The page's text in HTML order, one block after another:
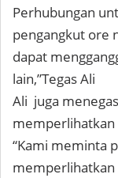
Perhubungan
pengangkut ore
dapat
lain,”Tegas Ali
Ali juga
memperlihatkan
“Kami meminta
memperlihatkan